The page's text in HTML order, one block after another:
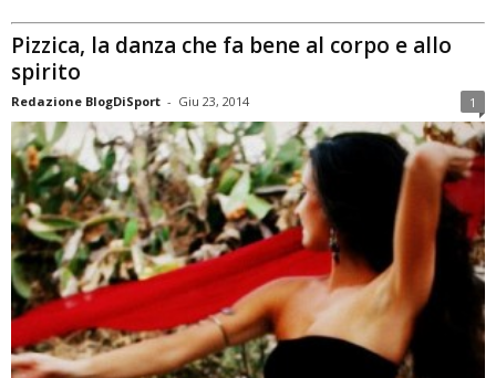
Pizzica, la danza che fa bene al corpo e allo
spirito
Redazione BlogDiSport - Giu 23, 2014 1